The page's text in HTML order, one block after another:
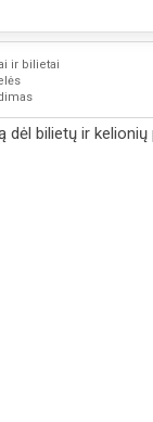
ir bilietai
bilietų ir